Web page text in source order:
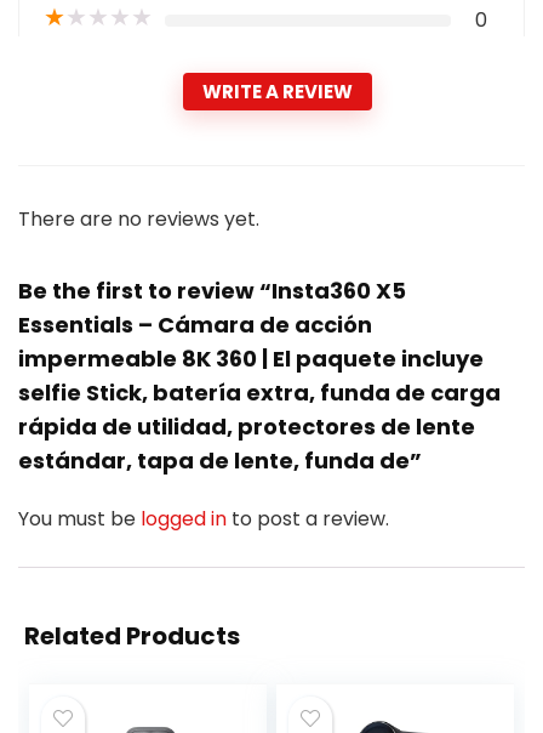
★★★★★ 0
WRITE A REVIEW
There are no reviews yet.
Be the first to review “Insta360 X5
Essentials – Cámara de acción
impermeable 8K 360 | El paquete incluye
selfie Stick, batería extra, funda de carga
rápida de utilidad, protectores de lente
estándar, tapa de lente, funda de”
You must be logged in to post a review.
Related Products